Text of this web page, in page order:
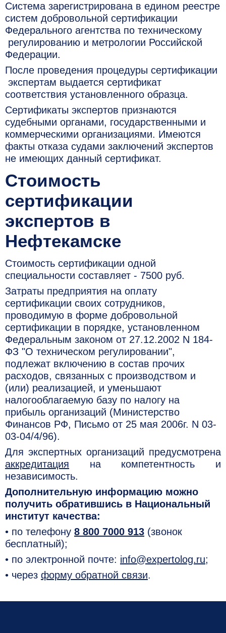
Система зарегистрирована в едином реестре
систем добровольной сертификации
Федерального агентства по техническому
регулированию и метрологии Российской
Федерации.
После проведения процедуры сертификации
экспертам выдается сертификат
соответствия установленного образца.
Сертификаты экспертов признаются
судебными органами, государственными и
коммерческими организациями. Имеются
факты отказа судами заключений экспертов
не имеющих данный сертификат.
Стоимость
сертификации
экспертов в
Нефтекамске
Стоимость сертификации одной
специальности составляет - 7500 руб.
Затраты предприятия на оплату
сертификации своих сотрудников,
проводимую в форме добровольной
сертификации в порядке, установленном
Федеральным законом от 27.12.2002 N 184-
ФЗ "О техническом регулировании",
подлежат включению в состав прочих
расходов, связанных с производством и
(или) реализацией, и уменьшают
налогооблагаемую базу по налогу на
прибыль организаций (Министерство
Финансов РФ, Письмо от 25 мая 2006г. N 03-
03-04/4/96).
Для экспертных организаций предусмотрена
аккредитация на компетентность и
независимость.
Дополнительную информацию можно
получить обратившись в Национальный
институт качества:
• по телефону 8 800 7000 913 (звонок
бесплатный);
• по электронной почте: info@expertolog.ru;
• через форму обратной связи.